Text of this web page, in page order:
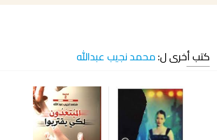
كتب أخرى ل:محمد نجيب عبدالله